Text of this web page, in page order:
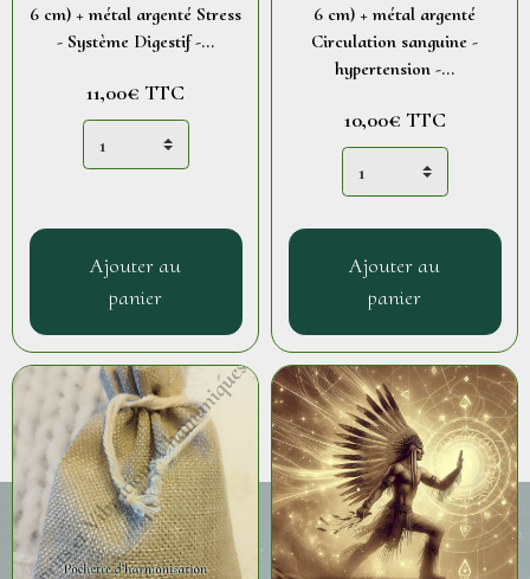
6 cm) + métal argenté Stress
- Système Digestif -...
11,00€ TTC
Ajouter au
panier
6 cm) + métal argenté
Circulation sanguine -
hypertension -...
10,00€ TTC
Ajouter au
panier